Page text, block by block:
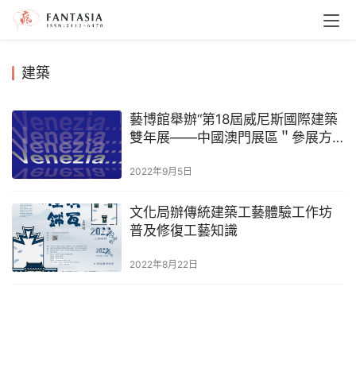
建築
藝博館舉辦“第18屆威尼斯國際建築
雙年展——中國澳門展區＂參展方
2022年9月5日
文化局辦傳統建築工藝體驗工作坊
普及修復工藝知識
2022年8月22日